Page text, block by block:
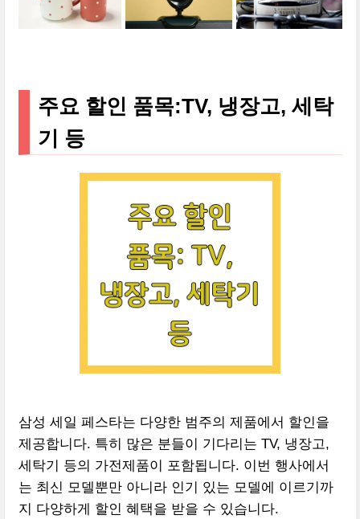
주요 할인 품목:TV, 냉장고, 세탁
기 등
삼성 세일 페스타는 다양한 범주의 제품에서 할인을
제공합니다. 특히 많은 분들이 기다리는 TV, 냉장고,
세탁기 등의 가전제품이 포함됩니다. 이번 행사에서
는 최신 모델뿐만 아니라 인기 있는 모델에 이르기까
지 다양하게 할인 혜택을 받을 수 있습니다.